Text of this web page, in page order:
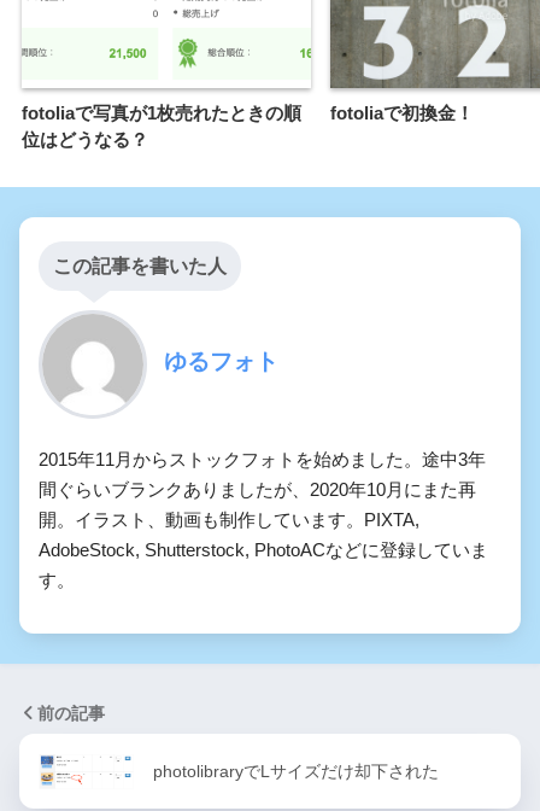
fotoliaで写真が1枚売れたときの順
位はどうなる？
fotoliaで初換金！
この記事を書いた人
ゆるフォト
2015年11月からストックフォトを始めました。途中3年
間ぐらいブランクありましたが、2020年10月にまた再
開。イラスト、動画も制作しています。PIXTA,
AdobeStock, Shutterstock, PhotoACなどに登録していま
す。
前の記事
photolibraryでLサイズだけ却下された